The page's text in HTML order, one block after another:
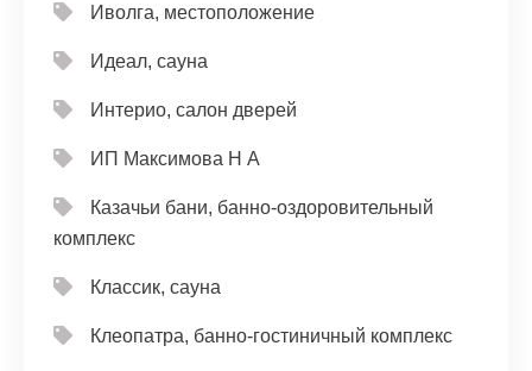
Иволга, местоположение
Идеал, сауна
Интерио, салон дверей
ИП Максимова Н А
Казачьи бани, банно-оздоровительный
комплекс
Классик, сауна
Клеопатра, банно-гостиничный комплекс